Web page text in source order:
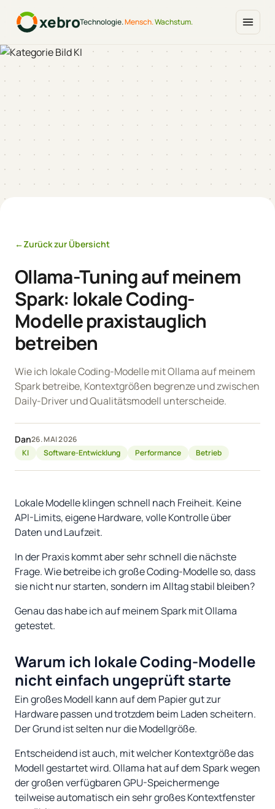
xebroTechnologie.Mensch.Wachstum.
←Zurück zur Übersicht
Ollama-Tuning auf meinem
Spark: lokale Coding-
Modelle praxistauglich
betreiben
Wie ich lokale Coding-Modelle mit Ollama auf meinem
Spark betreibe, Kontextgrößen begrenze und zwischen
Daily-Driver und Qualitätsmodell unterscheide.
Dan26. MAI 2026
KI
Software-Entwicklung Performance Betrieb
Lokale Modelle klingen schnell nach Freiheit. Keine
API-Limits, eigene Hardware, volle Kontrolle über
Daten und Laufzeit.
In der Praxis kommt aber sehr schnell die nächste
Frage. Wie betreibe ich große Coding-Modelle so, dass
sie nicht nur starten, sondern im Alltag stabil bleiben?
Genau das habe ich auf meinem Spark mit Ollama
getestet.
Warum ich lokale Coding-Modelle
nicht einfach ungeprüft starte
Ein großes Modell kann auf dem Papier gut zur
Hardware passen und trotzdem beim Laden scheitern.
Der Grund ist selten nur die Modellgröße.
Entscheidend ist auch, mit welcher Kontextgröße das
Modell gestartet wird. Ollama hat auf dem Spark wegen
der großen verfügbaren GPU-Speichermenge
teilweise automatisch ein sehr großes Kontextfenster